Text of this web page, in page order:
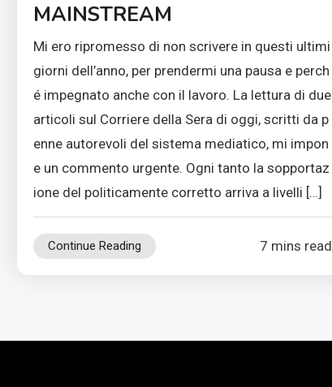
MAINSTREAM
Mi ero ripromesso di non scrivere in questi ultimi
giorni dell’anno, per prendermi una pausa e perch
é impegnato anche con il lavoro. La lettura di due
articoli sul Corriere della Sera di oggi, scritti da p
enne autorevoli del sistema mediatico, mi impon
e un commento urgente. Ogni tanto la sopportaz
ione del politicamente corretto arriva a livelli […]
Continue Reading 7 mins read